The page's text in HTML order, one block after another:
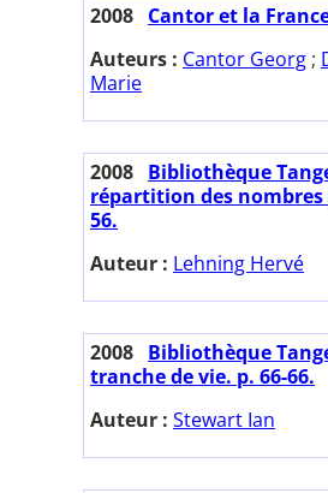
2008 Cantor et la
Auteurs : Cantor Georg ;
Marie
2008 Bibliothèque
répartition des nombres
56.
Auteur : Lehning Hervé
2008 Bibliothèque
tranche de vie. p. 66-66.
Auteur : Stewart Ian